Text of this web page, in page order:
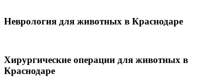
Неврология для животных в Краснодаре
Хирургические операции для животных в
Краснодаре